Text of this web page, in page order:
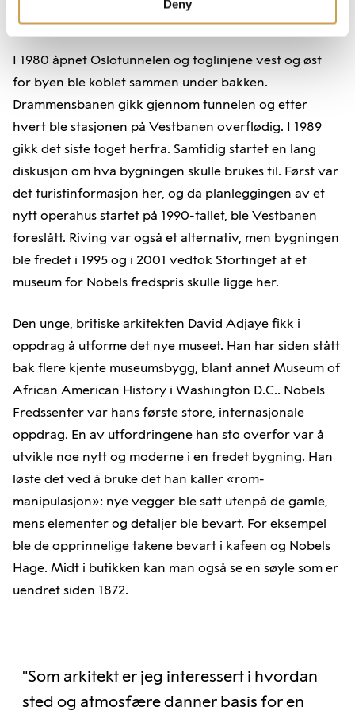
Deny
I 1980 åpnet Oslotunnelen og toglinjene vest og øst
for byen ble koblet sammen under bakken.
Drammensbanen gikk gjennom tunnelen og etter
hvert ble stasjonen på Vestbanen overflødig. I 1989
gikk det siste toget herfra. Samtidig startet en lang
diskusjon om hva bygningen skulle brukes til. Først var
det turistinformasjon her, og da planleggingen av et
nytt operahus startet på 1990-tallet, ble Vestbanen
foreslått. Riving var også et alternativ, men bygningen
ble fredet i 1995 og i 2001 vedtok Stortinget at et
museum for Nobels fredspris skulle ligge her.
Den unge, britiske arkitekten David Adjaye fikk i
oppdrag å utforme det nye museet. Han har siden stått
bak flere kjente museumsbygg, blant annet Museum of
African American History i Washington D.C.. Nobels
Fredssenter var hans første store, internasjonale
oppdrag. En av utfordringene han sto overfor var å
utvikle noe nytt og moderne i en fredet bygning. Han
løste det ved å bruke det han kaller «rom-
manipulasjon»: nye vegger ble satt utenpå de gamle,
mens elementer og detaljer ble bevart. For eksempel
ble de opprinnelige takene bevart i kafeen og Nobels
Hage. Midt i butikken kan man også se en søyle som er
uendret siden 1872.
"Som arkitekt er jeg interessert i hvordan
sted og atmosfære danner basis for en